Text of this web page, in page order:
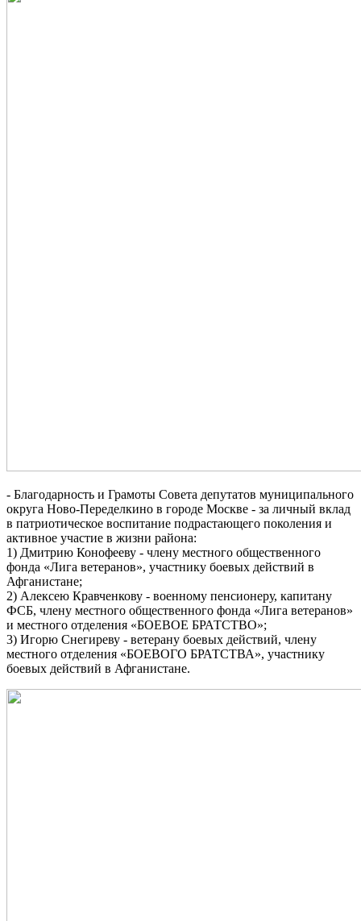
- Благодарность и Грамоты Совета депутатов муниципального
округа Ново-Переделкино в городе Москве - за личный вклад
в патриотическое воспитание подрастающего поколения и
активное участие в жизни района:
1) Дмитрию Конофееву - члену местного общественного
фонда «Лига ветеранов», участнику боевых действий в
Афганистане;
2) Алексею Кравченкову - военному пенсионеру, капитану
ФСБ, члену местного общественного фонда «Лига ветеранов»
и местного отделения «БОЕВОЕ БРАТСТВО»;
3) Игорю Снегиреву - ветерану боевых действий, члену
местного отделения «БОЕВОГО БРАТСТВА», участнику
боевых действий в Афганистане.